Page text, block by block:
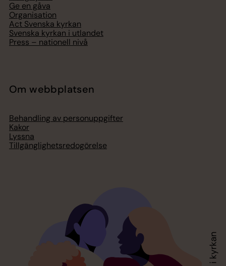
Ge en gåva
Organisation
Act Svenska kyrkan
Svenska kyrkan i utlandet
Press – nationell nivå
Om webbplatsen
Behandling av personuppgifter
Kakor
Lyssna
Tillgänglighetsredogörelse